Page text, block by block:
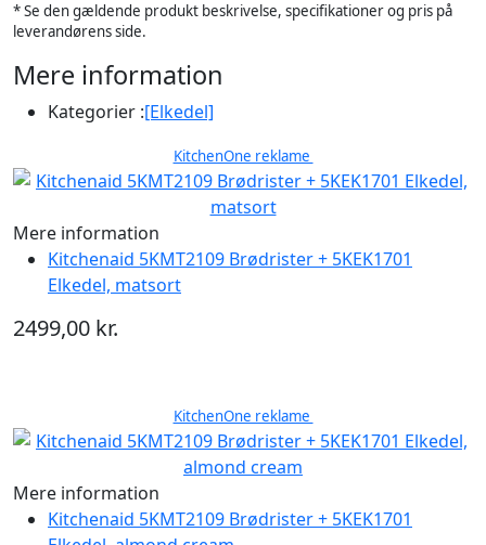
* Se den gældende produkt beskrivelse, specifikationer og pris på
leverandørens side.
Mere information
Kategorier :[Elkedel]
KitchenOne reklame
Mere information
Kitchenaid 5KMT2109 Brødrister + 5KEK1701
Elkedel, matsort
2499,00 kr.
KitchenOne reklame
Mere information
Kitchenaid 5KMT2109 Brødrister + 5KEK1701